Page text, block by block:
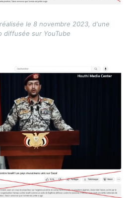
le 8 novembre 2023, d'une
diffusée sur YouTube